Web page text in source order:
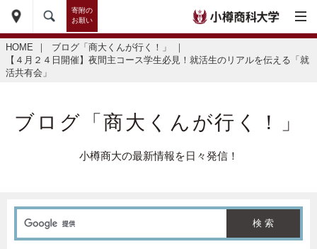
寄附の
お願い
HOME ｜ ブログ「商大くんが行く！」
｜
【４月２４日開催】夜間主コース学生必見！就活生のリアルを伝える「就
活共有会」
ブログ「商大くんが行く！」
小樽商大の最新情報を日々発信！